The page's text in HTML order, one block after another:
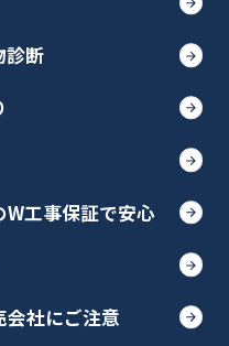
診断
工事保証で安心
社にご注意